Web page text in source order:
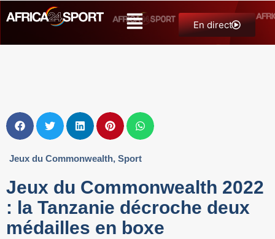
En direct
Jeux du Commonwealth, Sport
Jeux du Commonwealth 2022
: la Tanzanie décroche deux
médailles en boxe